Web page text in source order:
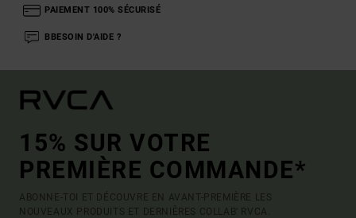
PAIEMENT 100% SÉCURISÉ
BBESOIN D'AIDE ?
15% SUR VOTRE
PREMIÈRE COMMANDE*
ABONNE-TOI ET DÉCOUVRE EN AVANT-PREMIÈRE LES
NOUVEAUX PRODUITS ET DERNIÈRES COLLAB' RVCA.